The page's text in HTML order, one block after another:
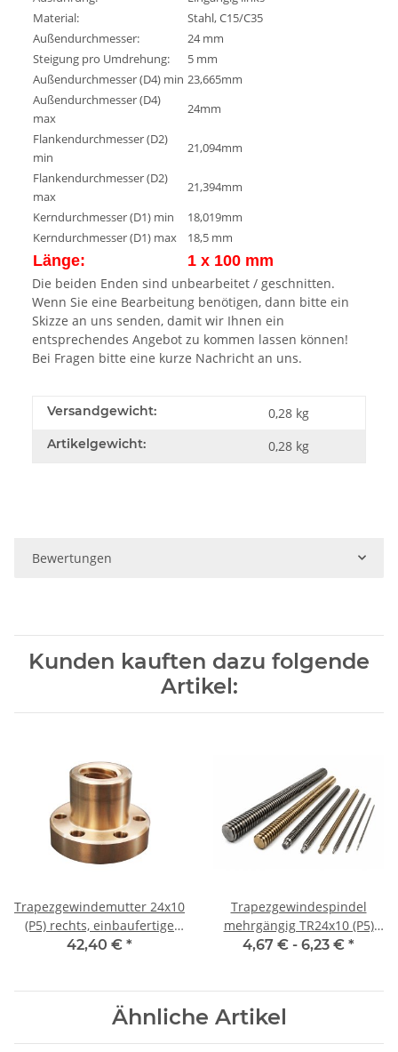
Material:
Stahl, C15/C35
Außendurchmesser:
24 mm
Steigung pro Umdrehung:
5 mm
Außendurchmesser (D4) min 23,665mm
Außendurchmesser (D4)
max
24mm
Flankendurchmesser (D2)
min
21,094mm
Flankendurchmesser (D2)
max
21,394mm
Kerndurchmesser (D1) min
18,019mm
Kerndurchmesser (D1) max
18,5 mm
Länge: 1 x 100 mm
Die beiden Enden sind unbearbeitet / geschnitten.
Wenn Sie eine Bearbeitung benötigen, dann bitte ein
Skizze an uns senden, damit wir Ihnen ein
entsprechendes Angebot zu kommen lassen können!
Bei Fragen bitte eine kurze Nachricht an uns.
Versandgewicht: 0,28 kg
Artikelgewicht: 0,28 kg
Bewertungen
Kunden kauften dazu folgende
Artikel:
Trapezgewindemutter 24x10
(P5) rechts, einbaufertige
Flanschmutter RG7
42,40 € *
Trapezgewindespindel
mehrgängig TR24x10 (P5)
rechts, je 100 mm
4,67 € - 6,23 € *
Ähnliche Artikel